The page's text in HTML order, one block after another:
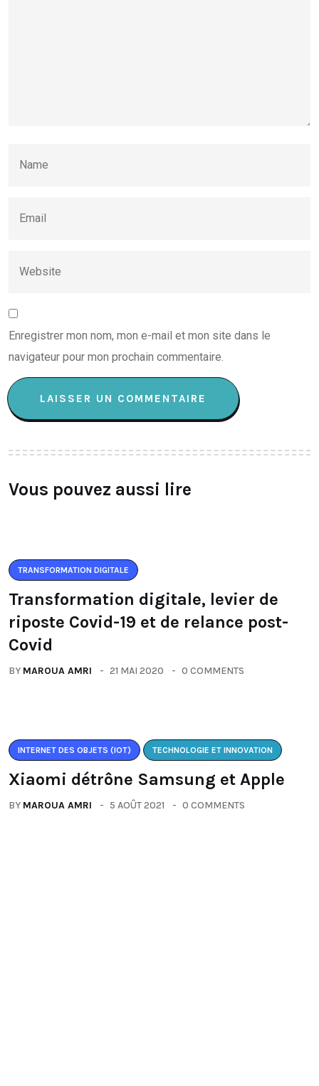
Enregistrer mon nom, mon e-mail et mon site dans le
navigateur pour mon prochain commentaire.
Vous pouvez aussi lire
TRANSFORMATION DIGITALE
Transformation digitale, levier de
riposte Covid-19 et de relance post-
Covid
BY MAROUA AMRI 21 MAI 2020 0 COMMENTS
INTERNET DES OBJETS (IOT) TECHNOLOGIE ET INNOVATION
Xiaomi détrône Samsung et Apple
BY MAROUA AMRI 5 AOÛT 2021 0 COMMENTS